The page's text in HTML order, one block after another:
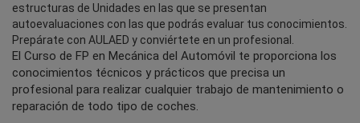
estructuras de Unidades en las que se presentan
autoevaluaciones con las que podrás evaluar tus conocimientos.
Prepárate con AULAED y conviértete en un profesional.
El Curso de FP en Mecánica del Automóvil te proporciona los
conocimientos técnicos y prácticos que precisa un
profesional para realizar cualquier trabajo de mantenimiento o
reparación de todo tipo de coches.